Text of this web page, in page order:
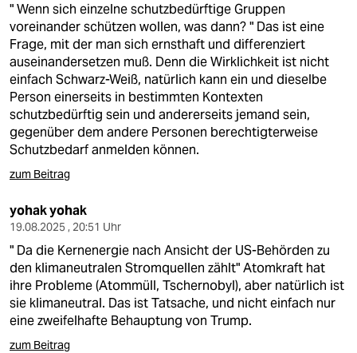
" Wenn sich einzelne schutzbedürftige Gruppen
voreinander schützen wollen, was dann? " Das ist eine
Frage, mit der man sich ernsthaft und differenziert
auseinandersetzen muß. Denn die Wirklichkeit ist nicht
einfach Schwarz-Weiß, natürlich kann ein und dieselbe
Person einerseits in bestimmten Kontexten
schutzbedürftig sein und andererseits jemand sein,
gegenüber dem andere Personen berechtigterweise
Schutzbedarf anmelden können.
zum Beitrag
yohak yohak
19.08.2025 , 20:51 Uhr
" Da die Kernenergie nach Ansicht der US-Behörden zu
den klimaneutralen Stromquellen zählt" Atomkraft hat
ihre Probleme (Atommüll, Tschernobyl), aber natürlich ist
sie klimaneutral. Das ist Tatsache, und nicht einfach nur
eine zweifelhafte Behauptung von Trump.
zum Beitrag